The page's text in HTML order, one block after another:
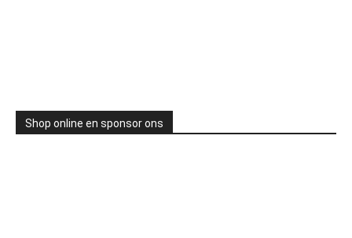
Shop online en sponsor ons